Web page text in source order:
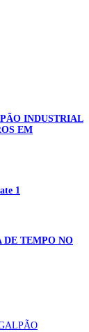
INDUSTRIAL
EM
1
DE TEMPO NO